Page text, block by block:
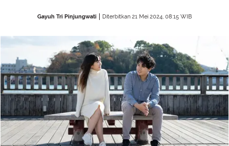
Gayuh Tri Pinjungwati Diterbitkan 21 Mei 2024, 08:15 WIB